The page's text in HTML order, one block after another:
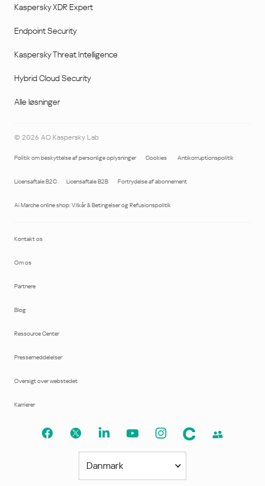
Kaspersky XDR Expert
Endpoint Security
Kaspersky Threat Intelligence
Hybrid Cloud Security
Alle løsninger
© 2026 AO Kaspersky Lab
Politik om beskyttelse af personlige oplysninger Cookies Antikorruptionspolitik
Licensaftale B2C Licensaftale B2B Fortrydelse af abonnement
Ai Marche online shop: Vilkår & Betingelser og Refusionspolitik
Kontakt os
Om os
Partnere
Blog
Ressource Center
Pressemeddelelser
Oversigt over webstedet
Karrierer
Danmark